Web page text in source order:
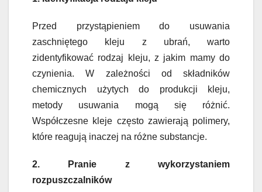
Przed przystąpieniem do usuwania
zaschniętego kleju z ubrań, warto
zidentyfikować rodzaj kleju, z jakim mamy do
czynienia. W zależności od składników
chemicznych użytych do produkcji kleju,
metody usuwania mogą się różnić.
Współczesne kleje często zawierają polimery,
które reagują inaczej na różne substancje.
2. Pranie z wykorzystaniem
rozpuszczalników